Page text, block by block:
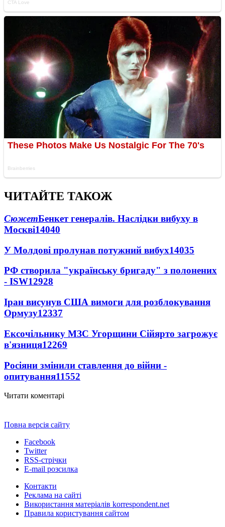
ЧИТАЙТЕ ТАКОЖ
СюжетБенкет генералів. Наслідки вибуху в
Москві14040
У Молдові пролунав потужний вибух14035
РФ створила "українську бригаду" з полонених
- ISW12928
Іран висунув США вимоги для розблокування
Ормузу12337
Ексочільнику МЗС Угорщини Сійярто загрожує
в'язниця12269
Росіяни змінили ставлення до війни -
опитування11552
Читати коментарі
Повна версія сайту
Facebook
Twitter
RSS-стрічки
E-mail розсилка
Контакти
Реклама на сайті
Використання матеріалів korrespondent.net
Правила користування сайтом